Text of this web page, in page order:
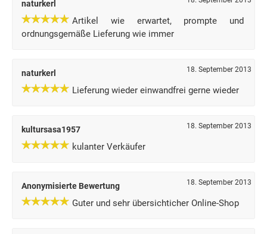
naturkerl
Artikel wie erwartet, prompte und
ordnungsgemäße Lieferung wie immer
naturkerl 18. September 2013
Lieferung wieder einwandfrei gerne wieder
kultursasa1957 18. September 2013
kulanter Verkäufer
Anonymisierte Bewertung 18. September 2013
Guter und sehr übersichticher Online-Shop